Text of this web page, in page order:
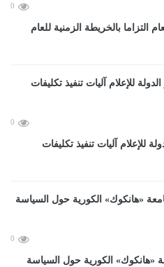
0
التزاما بالخريطة الزمنية للعام
0
للإعلام آليات تنفيذ تكليفات
0
«هانكوك» الكورية حول السياسة